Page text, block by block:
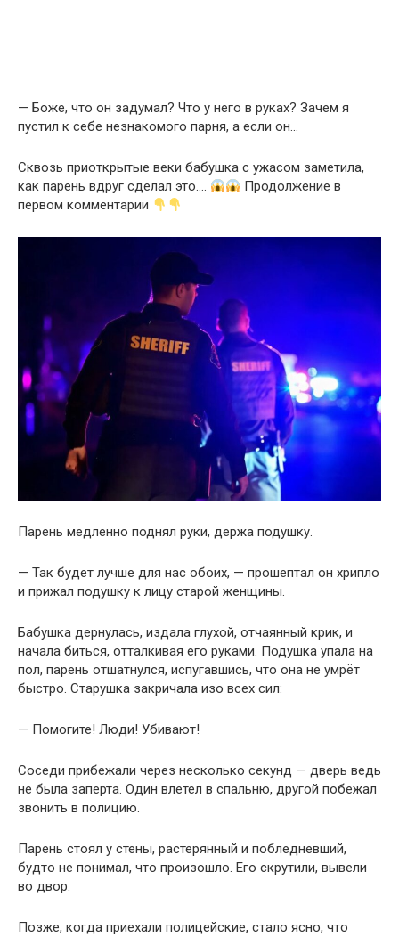
— Боже, что он задумал? Что у него в руках? Зачем я
пустил к себе незнакомого парня, а если он…
Сквозь приоткрытые веки бабушка с ужасом заметила,
как парень вдруг сделал это….
Продолжение в
первом комментарии
Парень медленно поднял руки, держа подушку.
— Так будет лучше для нас обоих, — прошептал он хрипло
и прижал подушку к лицу старой женщины.
Бабушка дернулась, издала глухой, отчаянный крик, и
начала биться, отталкивая его руками. Подушка упала на
пол, парень отшатнулся, испугавшись, что она не умрёт
быстро. Старушка закричала изо всех сил:
— Помогите! Люди! Убивают!
Соседи прибежали через несколько секунд — дверь ведь
не была заперта. Один влетел в спальню, другой побежал
звонить в полицию.
Парень стоял у стены, растерянный и побледневший,
будто не понимал, что произошло. Его скрутили, вывели
во двор.
Позже, когда приехали полицейские, стало ясно, что